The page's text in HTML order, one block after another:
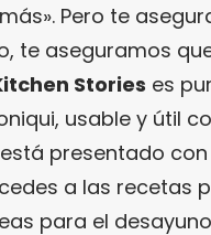
Pero te
te aseguramos
Stories es
usable y útil
presentado
a las recetas
para el